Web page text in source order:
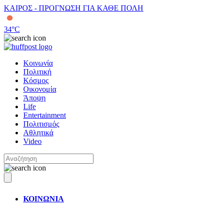
ΚΑΙΡΟΣ - ΠΡΟΓΝΩΣΗ ΓΙΑ ΚΑΘΕ ΠΟΛΗ
34°C
Κοινωνία
Πολιτική
Κόσμος
Οικονομία
Άποψη
Life
Entertainment
Πολιτισμός
Αθλητικά
Video
ΚΟΙΝΩΝΙΑ